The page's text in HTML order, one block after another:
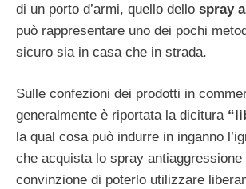
di un porto d’armi, quello dello spray
può rappresentare uno dei pochi
sicuro sia in casa che in strada.
Sulle confezioni dei prodotti in
generalmente è riportata la dicitura
la qual cosa può indurre in inganno
che acquista lo spray antiaggressione
convinzione di poterlo utilizzare